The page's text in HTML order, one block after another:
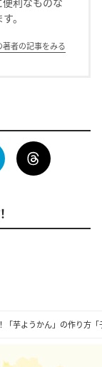
「芋ようかん」の作り方
。
著者の記事をみる